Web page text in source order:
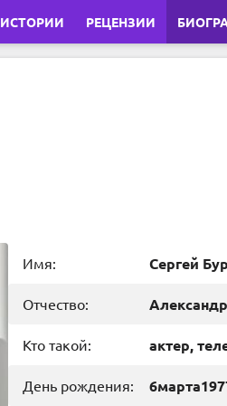
ИСТОРИИ РЕЦЕНЗИИ
Имя: Сергей
Отчество:
Кто такой: актер,
День рождения: 6марта